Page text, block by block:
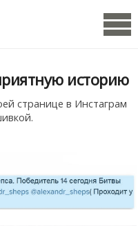
историю
странице в Инстаграм